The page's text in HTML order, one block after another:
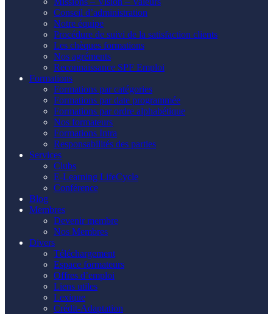
Conseil d’administration
Notre équipe
Procédure de suivi de la satisfaction clients
Les chèques formations
Nos agréments
Reconnaissance SPF Emploi
Formations
Formations par catégories
Formations par date programmée
Formations par ordre alphabétique
Nos formateurs
Formations Intra
Responsabilités des parties
Services
Clubs
E-Learning LifeCycle
Conférence
Blog
Membres
Devenir membre
Nos Membres
Divers
Téléchargement
Espace formateurs
Offres d’emploi
Liens utiles
Lexique
Crédit-Adaptation